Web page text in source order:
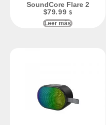
SoundCore Flare 2
$79.99 $
Leer más